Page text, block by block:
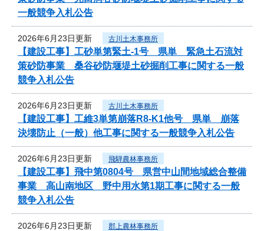
一般競争入札公告
2026年6月23日更新 古川土木事務所
【建設工事】工砂単第緊土-1号 県単 緊急土石流対
策砂防事業 桑谷砂防堰堤土砂掘削工事に関する一般
競争入札公告
2026年6月23日更新 古川土木事務所
【建設工事】工維3単第崩落R8-K1他号 県単 崩落
決壊防止（一般）他工事に関する一般競争入札公告
2026年6月23日更新 飛騨農林事務所
【建設工事】飛中第0804号 県営中山間地域総合整備
事業 高山南地区 野中用水第1期工事に関する一般
競争入札公告
2026年6月23日更新 郡上農林事務所